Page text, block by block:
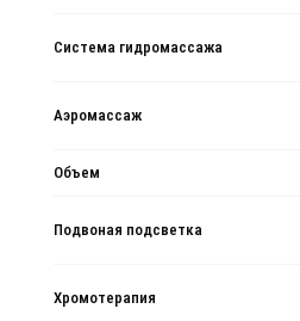
Система гидромассажа
Аэромассаж
Объем
Подвоная подсветка
Хромотерапия